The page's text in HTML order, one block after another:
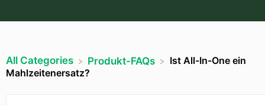
All Categories ​Produkt-FAQs
Ist All-In-One ein
Mahlzeitenersatz?